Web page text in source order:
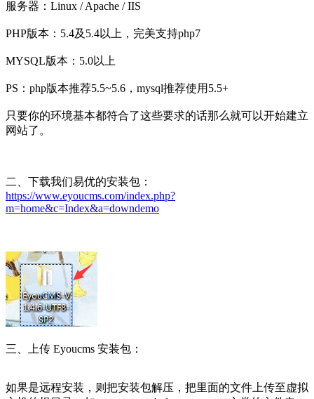
服务器：Linux / Apache / IIS
PHP版本：5.4及5.4以上，完美支持php7
MYSQL版本：5.0以上
PS：php版本推荐5.5~5.6，mysql推荐使用5.5+
只要你的环境基本都符合了这些要求的话那么就可以开始建立
网站了。
二、下载我们易优的安装包：
https://www.eyoucms.com/index.php?
m=home&c=Index&a=downdemo
三、上传 Eyoucms 安装包：
如果是远程安装，则 把安装包解压，把里面的文件上传至虚拟